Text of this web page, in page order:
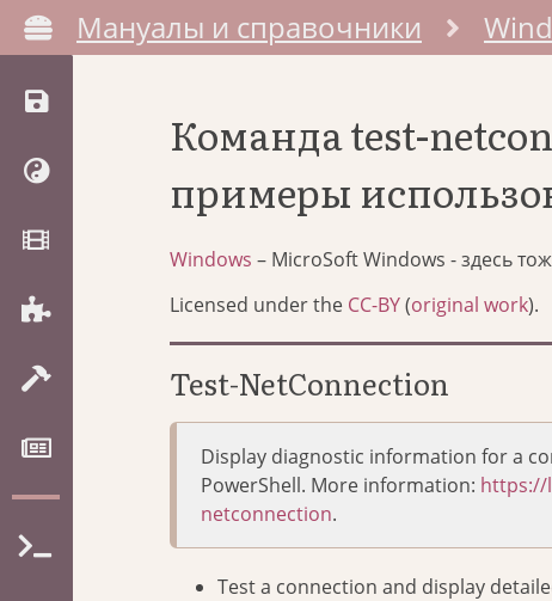
Мануалы и справочники
Команда test-
примеры
Windows – MicroSoft Windows - здесь
Licensed under the CC-BY(original work).
Test-NetConnection
Display diagnostic information for a
PowerShell. More information: https://
netconnection.
Test a connection and display